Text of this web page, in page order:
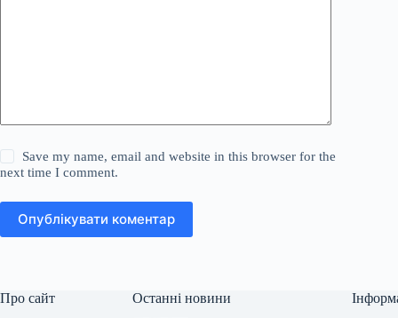
Save my name, email and website in this browser for the
next time I comment.
Опублікувати коментар
Про сайт Останні новини